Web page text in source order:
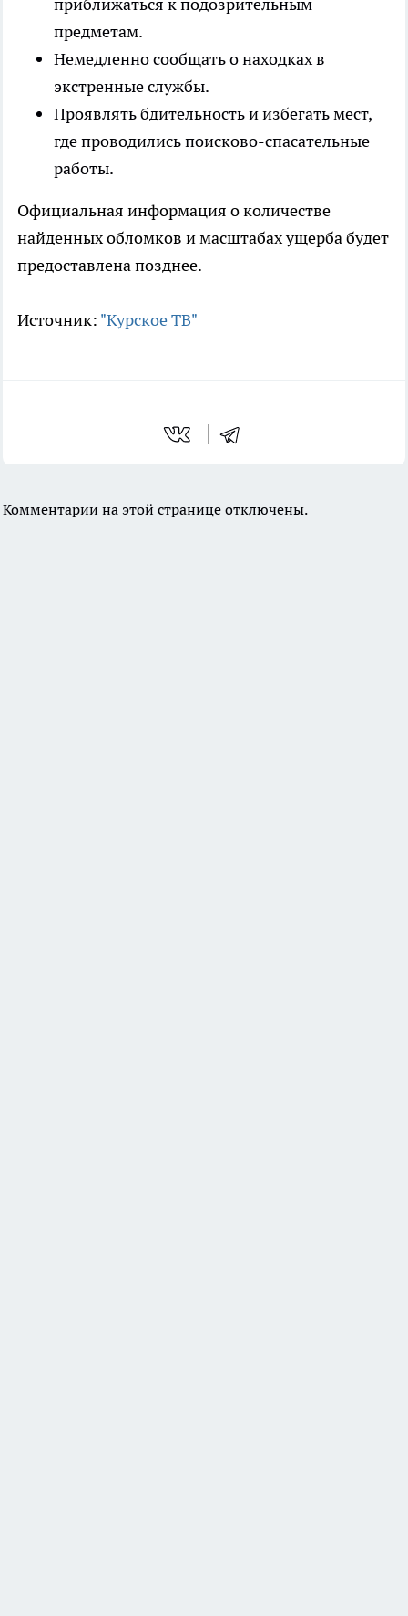
приближаться к подозрительным
предметам.
Немедленно сообщать о находках в
экстренные службы.
Проявлять бдительность и избегать мест,
где проводились поисково-спасательные
работы.
Официальная информация о количестве
найденных обломков и масштабах ущерба будет
предоставлена позднее.
Источник: "Курское ТВ"
Комментарии на этой странице отключены.